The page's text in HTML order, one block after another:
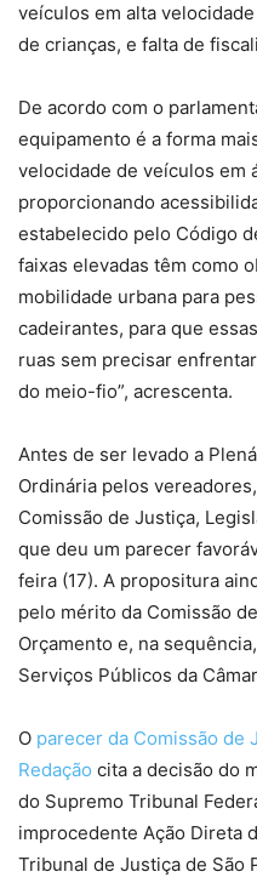
veículos em alta
de crianças, e falta de
De acordo com o
equipamento é a forma
velocidade de veículos em
proporcionando
estabelecido pelo Código
faixas elevadas têm como
mobilidade urbana para
cadeirantes, para que
ruas sem precisar
do meio-fio”, acrescenta.
Antes de ser levado a
Ordinária pelos
Comissão de Justiça,
que deu um parecer
feira (17). A propositura
pelo mérito da Comissão
Orçamento e, na
Serviços Públicos da
O parecer da Comissão de
Redação cita a decisão do
do Supremo Tribunal
improcedente Ação Direta
Tribunal de Justiça de São